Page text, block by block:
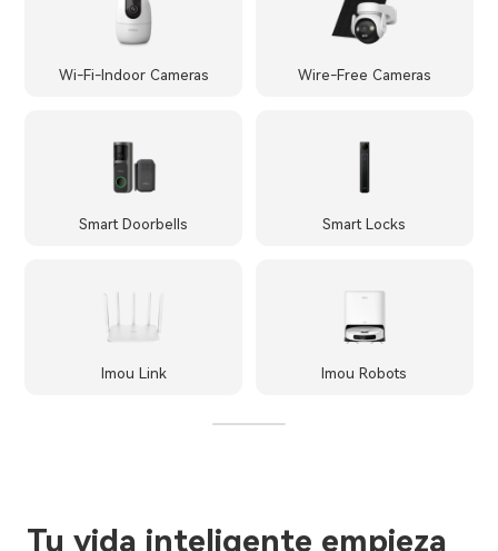
Wi-Fi-Indoor Cameras Wire-Free Cameras
Smart Doorbells Smart Locks
Imou Link Imou Robots
Tu vida inteligente empieza